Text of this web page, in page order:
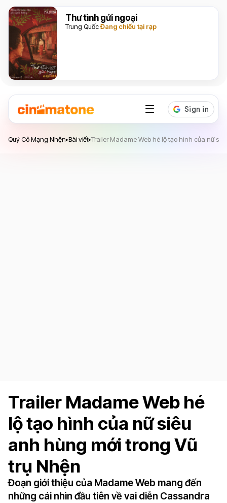
Thư tình gửi ngoại
Trung QuốcĐang chiếu tại rạp
Quý Cô Mạng Nhện▸Bài viết▸Trailer Madame Web hé lộ tạo hình của nữ
Trailer Madame Web hé
lộ tạo hình của nữ siêu
anh hùng mới trong Vũ
trụ Nhện
Đoạn giới thiệu của Madame Web mang đến
những cái nhìn đầu tiên về vai diễn Cassandra